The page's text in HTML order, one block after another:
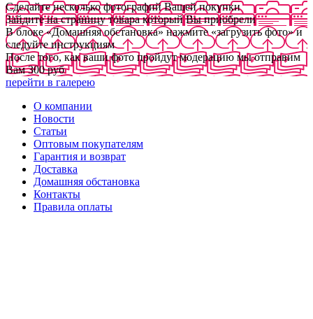
Сделайте несколько фотографий Вашей покупки
Зайдите на страницу товара который Вы приобрели
В блоке «Домашняя обстановка» нажмите «загрузить фото» и
следуйте инструкциям
После того, как ваши фото пройдут модерацию мы отправим
Вам 300 руб
перейти в галерею
О компании
Новости
Статьи
Оптовым покупателям
Гарантия и возврат
Доставка
Домашняя обстановка
Контакты
Правила оплаты